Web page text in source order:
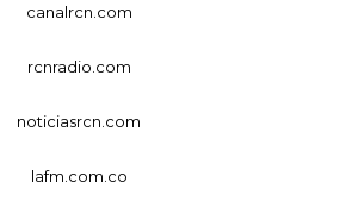
canalrcn.com
rcnradio.com
noticiasrcn.com
lafm.com.co